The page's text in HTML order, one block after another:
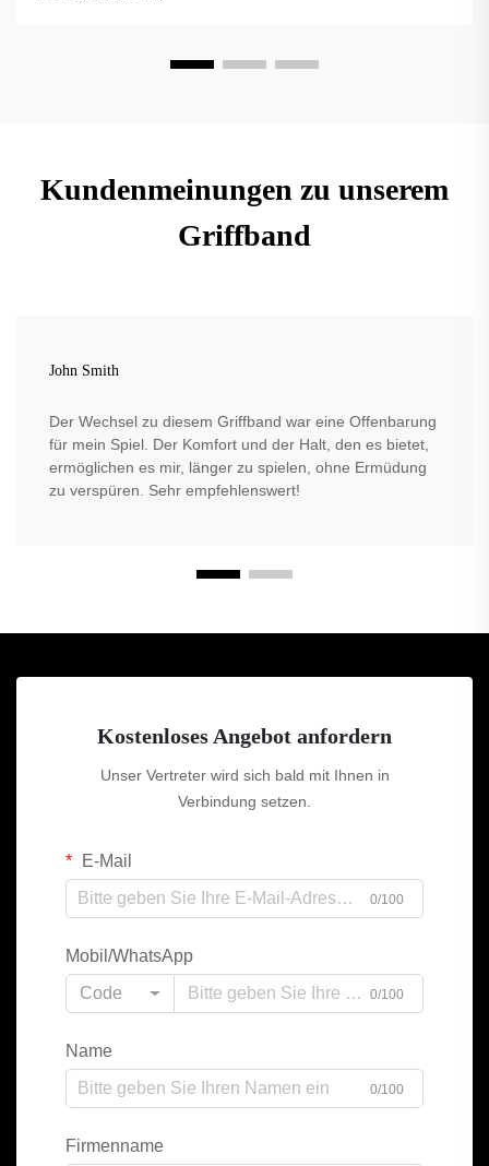
Kundenmeinungen zu unserem
Griffband
John Smith
Der Wechsel zu diesem Griffband war eine Offenbarung
für mein Spiel. Der Komfort und der Halt, den es bietet,
ermöglichen es mir, länger zu spielen, ohne Ermüdung
zu verspüren. Sehr empfehlenswert!
Kostenloses Angebot anfordern
Unser Vertreter wird sich bald mit Ihnen in
Verbindung setzen.
E-Mail
0/100
Mobil/WhatsApp
Code
0/100
Name
0/100
Firmenname